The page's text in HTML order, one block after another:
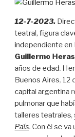
12-7-2023.
teatral, figura
independiente en
Guillermo Heras
años de edad.
Buenos Aires, 12
capital argentina
pulmonar que
talleres teatrales,
País. Con él se